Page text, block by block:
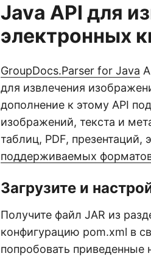
Java API для
электронных
GroupDocs.Parser for Java
для извлечения
дополнение к этому API
изображений, текста и
таблиц, PDF,
поддерживаемых
Загрузите и
Получите файл JAR из
конфигурацию pom.xml в
попробовать